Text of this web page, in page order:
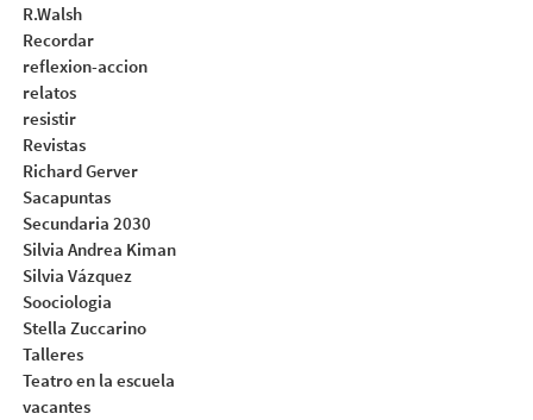
R.Walsh
Recordar
reflexion-accion
relatos
resistir
Revistas
Richard Gerver
Sacapuntas
Secundaria 2030
Silvia Andrea Kiman
Silvia Vázquez
Soociologia
Stella Zuccarino
Talleres
Teatro en la escuela
vacantes